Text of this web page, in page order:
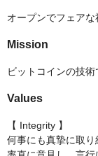
オープンでフェアな
Mission
ビットコインの技
Values
【 Integrity 】
何事にも真摯に取り